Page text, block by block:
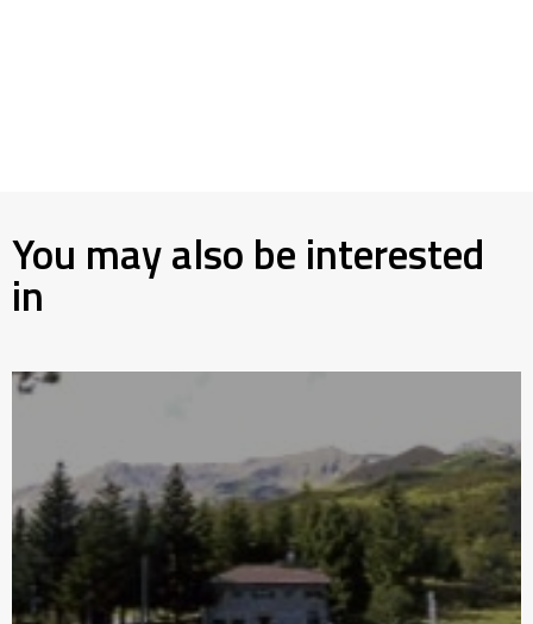
You may also be interested
in